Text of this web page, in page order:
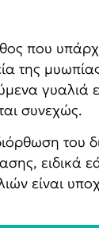
που
της
γυαλιά
συνεχώς.
του
ειδικά
είναι